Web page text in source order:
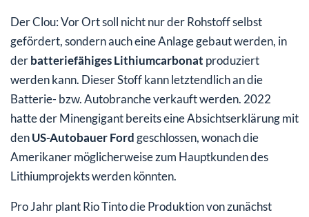
Der Clou: Vor Ort soll nicht nur der Rohstoff selbst
gefördert, sondern auch eine Anlage gebaut werden, in
derbatteriefähiges Lithiumcarbonat produziert
werden kann. Dieser Stoff kann letztendlich an die
Batterie- bzw. Autobranche verkauft werden. 2022
hatte der Minengigant bereits eine Absichtserklärung mit
denUS-Autobauer Ford geschlossen, wonach die
Amerikaner möglicherweise zum Hauptkunden des
Lithiumprojekts werden könnten.
Pro Jahr plant Rio Tinto die Produktion von zunächst